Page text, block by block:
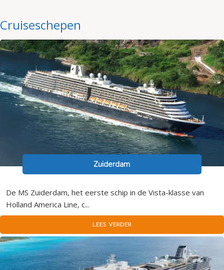
Cruiseschepen
Zuiderdam
De MS Zuiderdam, het eerste schip in de Vista-klasse van
Holland America Line, c...
LEES VERDER